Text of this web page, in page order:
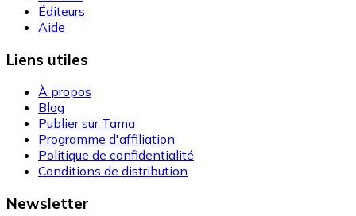
Éditeurs
Aide
Liens utiles
À propos
Blog
Publier sur Tama
Programme d'affiliation
Politique de confidentialité
Conditions de distribution
Newsletter